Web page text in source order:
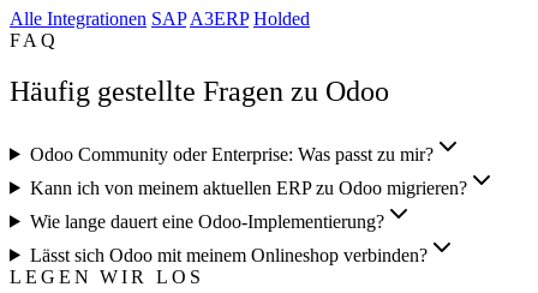
Alle Integrationen SAP A3ERP Holded
FAQ
Häufig gestellte Fragen zu Odoo
Odoo Community oder Enterprise: Was passt zu mir?
Kann ich von meinem aktuellen ERP zu Odoo migrieren?
Wie lange dauert eine Odoo-Implementierung?
Lässt sich Odoo mit meinem Onlineshop verbinden?
LEGEN WIR LOS